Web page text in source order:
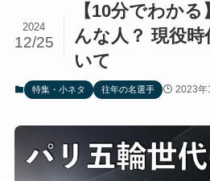
【10分でわか
んな人？ 現役
いて
2024
12/25
特集・小ネタ 往年の名選手 2023年